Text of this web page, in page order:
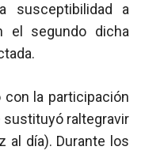
susceptibilidad a
el segundo dicha
la participación
sustituyó raltegravir
al día). Durante los